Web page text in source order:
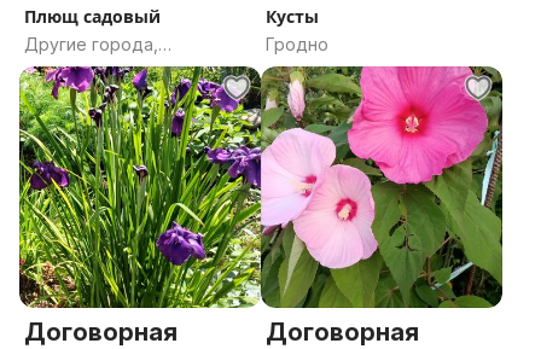
Плющ садовый
Другие города,
Могилевская область
Кусты
Гродно
Договорная Договорная